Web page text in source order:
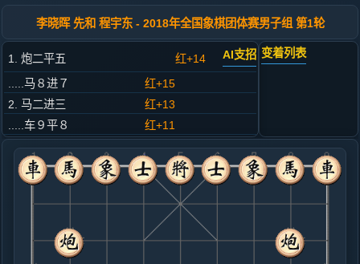
李晓晖 先和 程宇东 - 2018年全国象棋团体赛男子组 第1轮
1. 炮二平五 红+14 AI支招
.....马８进７
红+15
2. 马二进三
红+13
.....车９平８
红+11
3. 兵三进一
红+6
.....砲８平９
红+13
4. 马八进七
红+7
.....卒３进１
红+3
5. 炮八进四
红+6
.....马２进３
变着列表